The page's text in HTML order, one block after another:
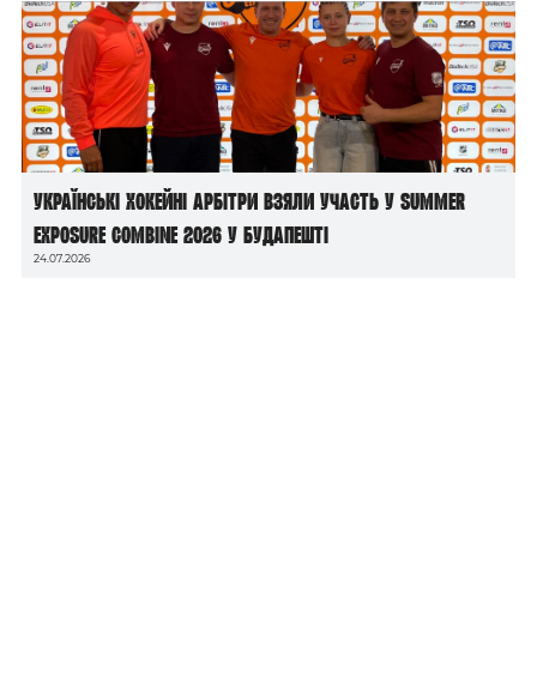
Українські хокейні арбітри взяли участь у Summer
Exposure Combine 2026 у Будапешті
24.07.2026